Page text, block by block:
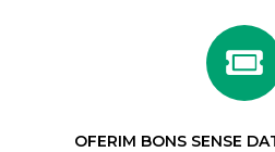
OFERIM BONS SENSE